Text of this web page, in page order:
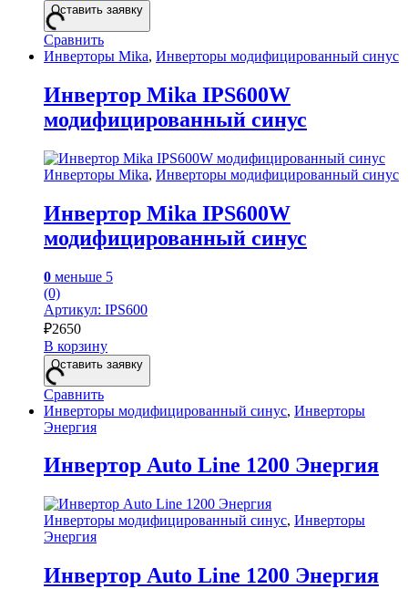
Оставить заявку
Сравнить
Инверторы Mika, Инверторы модифицированный синус
Инвертор Mika IPS600W
модифицированный синус
Инверторы Mika, Инверторы модифицированный синус
Инвертор Mika IPS600W
модифицированный синус
0 меньше 5
(0)
Артикул: IPS600
₽2650
В корзину
Оставить заявку
Сравнить
Инверторы модифицированный синус, Инверторы
Энергия
Инвертор Auto Line 1200 Энергия
Инверторы модифицированный синус, Инверторы
Энергия
Инвертор Auto Line 1200 Энергия